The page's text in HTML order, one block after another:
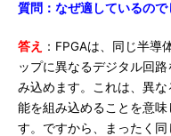
質問：なぜ適しているので
答え
：FPGAは、同じ半導
ップに異なるデジタル回路
み込めます。これは、異な
能を組み込めることを意味
す。ですから、まったく同